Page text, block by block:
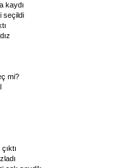
kaydı
seçildi
mi?